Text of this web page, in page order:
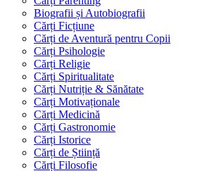
Biografii și Autobiografii
Cărți Ficțiune
Cărți de Aventură pentru Copii
Cărți Psihologie
Cărți Religie
Cărți Spiritualitate
Cărți Nutriție & Sănătate
Cărți Motivaționale
Cărți Medicină
Cărți Gastronomie
Cărți Istorice
Cărți de Știință
Cărți Filosofie